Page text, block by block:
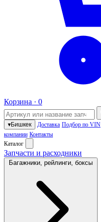
Корзина · 0
▾Бишкек Доставка Подбор по VIN
компании Контакты
Каталог
Запчасти и расходники
Багажники, рейлинги, боксы